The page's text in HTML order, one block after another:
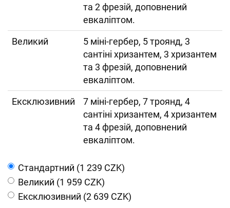
та 2 фрезій, доповнений
евкаліптом.
Великий
5 міні-гербер, 5 троянд, 3
сантіні хризантем, 3 хризантем
та 3 фрезій, доповнений
евкаліптом.
Ексклюзивний
7 міні-гербер, 7 троянд, 4
сантіні хризантем, 4 хризантем
та 4 фрезій, доповнений
евкаліптом.
Cтандартний (1 239 CZK)
Великий (1 959 CZK)
Ексклюзивний (2 639 CZK)